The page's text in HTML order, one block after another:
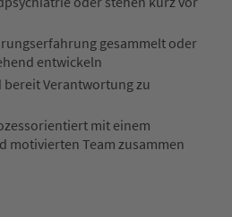
gesammelt oder
entwickeln
Verantwortung zu
mit einem
motivierten Team zusammen